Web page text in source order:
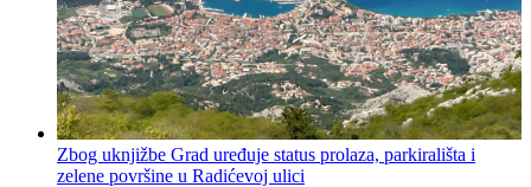
Zbog uknjižbe Grad uređuje status prolaza, parkirališta i
zelene površine u Radićevoj ulici